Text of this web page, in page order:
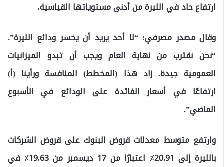
ارتفاع حاد في الليرة من أدنى مستوياتها القياسية.
وقال مصدر مصرفي: “لا أحد يريد أن يخسر ودائع الليرة”.
“نحن نقترب من نهاية العام ويجب أن تبدو الميزانيات
العمومية جيدة. زاد هذا (المخطط) المنافسة ورأينا (أ)
ارتفاعًا في أسعار الفائدة على الودائع في الأسبوع
الماضي”.
وارتفع متوسط ​​معدلات قروض البنوك على قروض الشركات
بالليرة إلى 20.91٪ اعتبارًا من 17 ديسمبر من 19.63٪ في